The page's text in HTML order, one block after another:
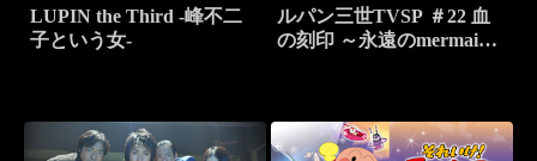
LUPIN the Third -峰不二
子という女-
ルパン三世TVSP ＃22 血
の刻印 ～永遠のmermaid